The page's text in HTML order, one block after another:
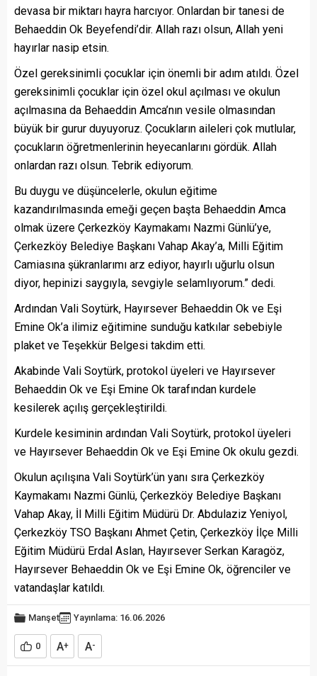
devasa bir miktarı hayra harcıyor. Onlardan bir tanesi de
Behaeddin Ok Beyefendi’dir. Allah razı olsun, Allah yeni
hayırlar nasip etsin.
Özel gereksinimli çocuklar için önemli bir adım atıldı. Özel
gereksinimli çocuklar için özel okul açılması ve okulun
açılmasına da Behaeddin Amca’nın vesile olmasından
büyük bir gurur duyuyoruz. Çocukların aileleri çok mutlular,
çocukların öğretmenlerinin heyecanlarını gördük. Allah
onlardan razı olsun. Tebrik ediyorum.
Bu duygu ve düşüncelerle, okulun eğitime
kazandırılmasında emeği geçen başta Behaeddin Amca
olmak üzere Çerkezköy Kaymakamı Nazmi Günlü’ye,
Çerkezköy Belediye Başkanı Vahap Akay’a, Milli Eğitim
Camiasına şükranlarımı arz ediyor, hayırlı uğurlu olsun
diyor, hepinizi saygıyla, sevgiyle selamlıyorum.” dedi.
Ardından Vali Soytürk, Hayırsever Behaeddin Ok ve Eşi
Emine Ok’a ilimiz eğitimine sunduğu katkılar sebebiyle
plaket ve Teşekkür Belgesi takdim etti.
Akabinde Vali Soytürk, protokol üyeleri ve Hayırsever
Behaeddin Ok ve Eşi Emine Ok tarafından kurdele
kesilerek açılış gerçekleştirildi.
Kurdele kesiminin ardından Vali Soytürk, protokol üyeleri
ve Hayırsever Behaeddin Ok ve Eşi Emine Ok okulu gezdi.
Okulun açılışına Vali Soytürk’ün yanı sıra Çerkezköy
Kaymakamı Nazmi Günlü, Çerkezköy Belediye Başkanı
Vahap Akay, İl Milli Eğitim Müdürü Dr. Abdulaziz Yeniyol,
Çerkezköy TSO Başkanı Ahmet Çetin, Çerkezköy İlçe Milli
Eğitim Müdürü Erdal Aslan, Hayırsever Serkan Karagöz,
Hayırsever Behaeddin Ok ve Eşi Emine Ok, öğrenciler ve
vatandaşlar katıldı.
Manşet Yayınlama: 16.06.2026
0 A+ A-